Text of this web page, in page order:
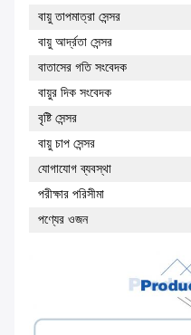
বায়ু তাপমাত্রা সেন্সর
বায়ু আর্দ্রতা সেন্সর
বাতাসের গতি সংবেদক
বায়ুর দিক সংবেদক
বৃষ্টি সেন্সর
বায়ু চাপ সেন্সর
যোগাযোগ ব্যবস্থা
পরীক্ষার পরিসীমা
পণ্যের ওজন